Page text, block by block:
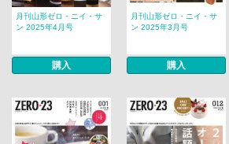
月刊山形ゼロ・ニイ・サ
ン 2025年4月号
購入
月刊山形ゼロ・ニイ・サ
ン 2025年3月号
購入